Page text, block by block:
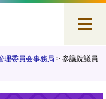
理委員会事務局 > 参議院議員